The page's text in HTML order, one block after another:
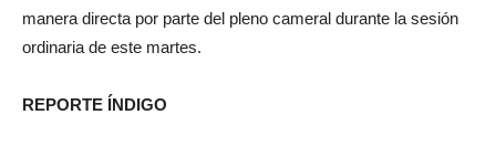
manera directa por parte del pleno cameral durante la sesión
ordinaria de este martes.
REPORTE ÍNDIGO